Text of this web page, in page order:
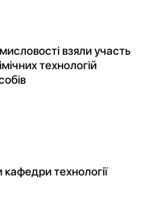
взяли участь
технологій
технології